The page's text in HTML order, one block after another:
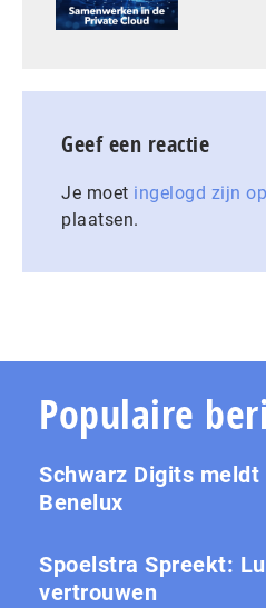
Geef een reactie
Je moet ingelogd zijn op
plaatsen.
Populaire
Schwarz Digits meldt
Benelux
Spoelstra Spreekt:
vertrouwen